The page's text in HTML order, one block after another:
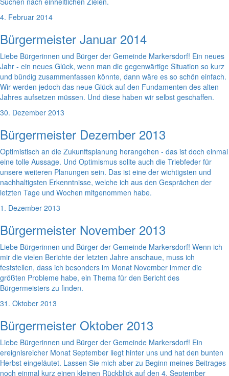
4. Februar 2014
Bürgermeister Januar 2014
Liebe Bürgerinnen und Bürger der Gemeinde Markersdorf! Ein neues
Jahr - ein neues Glück, wenn man die gegenwärtige Situation so kurz
und bündig zusammenfassen könnte, dann wäre es so schön einfach.
Wir werden jedoch das neue Glück auf den Fundamenten des alten
Jahres aufsetzen müssen. Und diese haben wir selbst geschaffen.
30. Dezember 2013
Bürgermeister Dezember 2013
Optimistisch an die Zukunftsplanung herangehen - das ist doch einmal
eine tolle Aussage. Und Optimismus sollte auch die Triebfeder für
unsere weiteren Planungen sein. Das ist eine der wichtigsten und
nachhaltigsten Erkenntnisse, welche ich aus den Gesprächen der
letzten Tage und Wochen mitgenommen habe.
1. Dezember 2013
Bürgermeister November 2013
Liebe Bürgerinnen und Bürger der Gemeinde Markersdorf! Wenn ich
mir die vielen Berichte der letzten Jahre anschaue, muss ich
feststellen, dass ich besonders im Monat November immer die
größten Probleme habe, ein Thema für den Bericht des
Bürgermeisters zu finden.
31. Oktober 2013
Bürgermeister Oktober 2013
Liebe Bürgerinnen und Bürger der Gemeinde Markersdorf! Ein
ereignisreicher Monat September liegt hinter uns und hat den bunten
Herbst eingeläutet. Lassen Sie mich aber zu Beginn meines Beitrages
noch einmal kurz einen kleinen Rückblick auf den 4. September